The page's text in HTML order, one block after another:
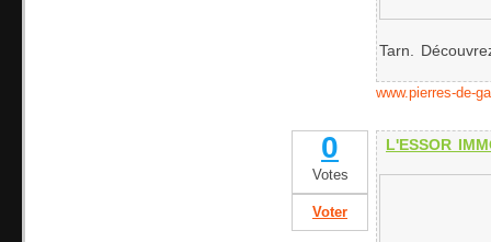
Tarn.
www.pierres-de-
0
Votes
Voter
L'ESSOR